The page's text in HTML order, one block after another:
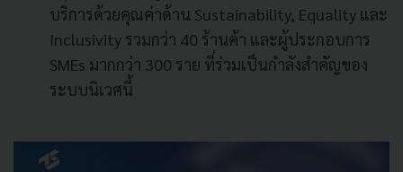
บริการด้วยคุณค่าด้าน Sustainability, Equality และ
Inclusivity รวมกว่า 40 ร้านค้า และผู้ประกอบการ
SMEs มากกว่า 300 ราย ที่ร่วมเป็นกำลังสำคัญของ
ระบบนิเวศนี้